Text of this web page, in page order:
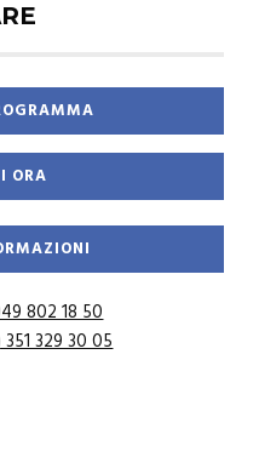
802 18 50
351 329 30 05